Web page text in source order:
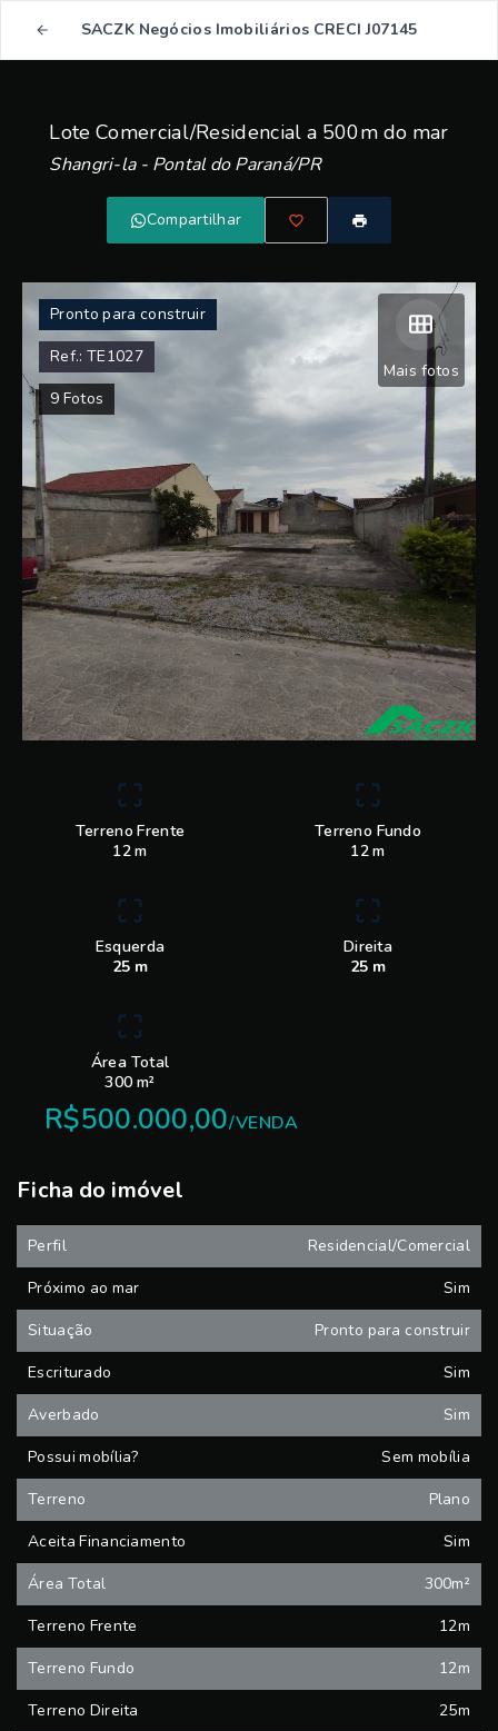
SACZK Negócios Imobiliários CRECI J07145
Lote Comercial/Residencial a 500m do mar
Shangri-la - Pontal do Paraná/PR
Compartilhar
Mais fotos
Pronto para construir
Ref.:TE1027
9 Fotos
Terreno Frente
12 m
Terreno Fundo
12 m
Esquerda
25 m
Direita
25 m
Área Total
300 m²
R$500.000,00/VENDA
Ficha do imóvel
Perfil
Residencial/Comercial
Próximo ao mar
Sim
Situação
Pronto para construir
Escriturado
Sim
Averbado
Sim
Possui mobília?
Sem mobília
Terreno
Plano
Aceita Financiamento
Sim
Área Total
300m²
Terreno Frente
12m
Terreno Fundo
12m
Terreno Direita
25m